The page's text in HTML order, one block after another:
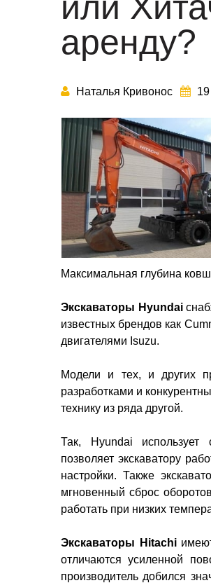
аренду?
Наталья Кривонос
Максимальная глубина
Экскаваторы Hyundai
известных брендов как
двигателями Isuzu.
Модели и тех, и других
разработками и
технику из ряда другой.
Так, Hyundai
позволяет экскаватору
настройки. Также
мгновенный сброс
работать при низких
Экскаваторы Hitachi
отличаются усиленной
производитель добился